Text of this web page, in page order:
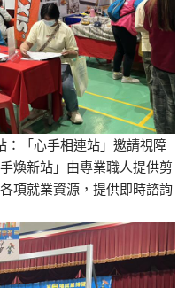
：「心手相連站」邀請視障
煥新站」由專業職人提供剪
項就業資源，提供即時諮詢